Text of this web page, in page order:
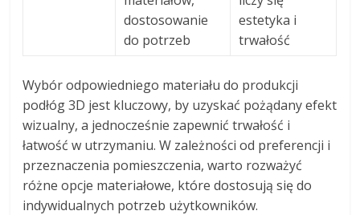
dostosowanie
do potrzeb
estetyka i
trwałość
Wybór odpowiedniego materiału do produkcji
podłóg 3D jest kluczowy, by uzyskać pożądany efekt
wizualny, a jednocześnie zapewnić trwałość i
łatwość w utrzymaniu. W zależności od preferencji i
przeznaczenia pomieszczenia, warto rozważyć
różne opcje materiałowe, które dostosują się do
indywidualnych potrzeb użytkowników.